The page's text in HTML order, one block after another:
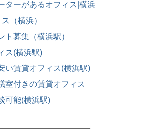
ターがあるオフィス|横浜
（横浜）
ト募集（横浜駅）
ス(横浜駅)
い賃貸オフィス(横浜駅)
室付きの賃貸オフィス
可能(横浜駅)